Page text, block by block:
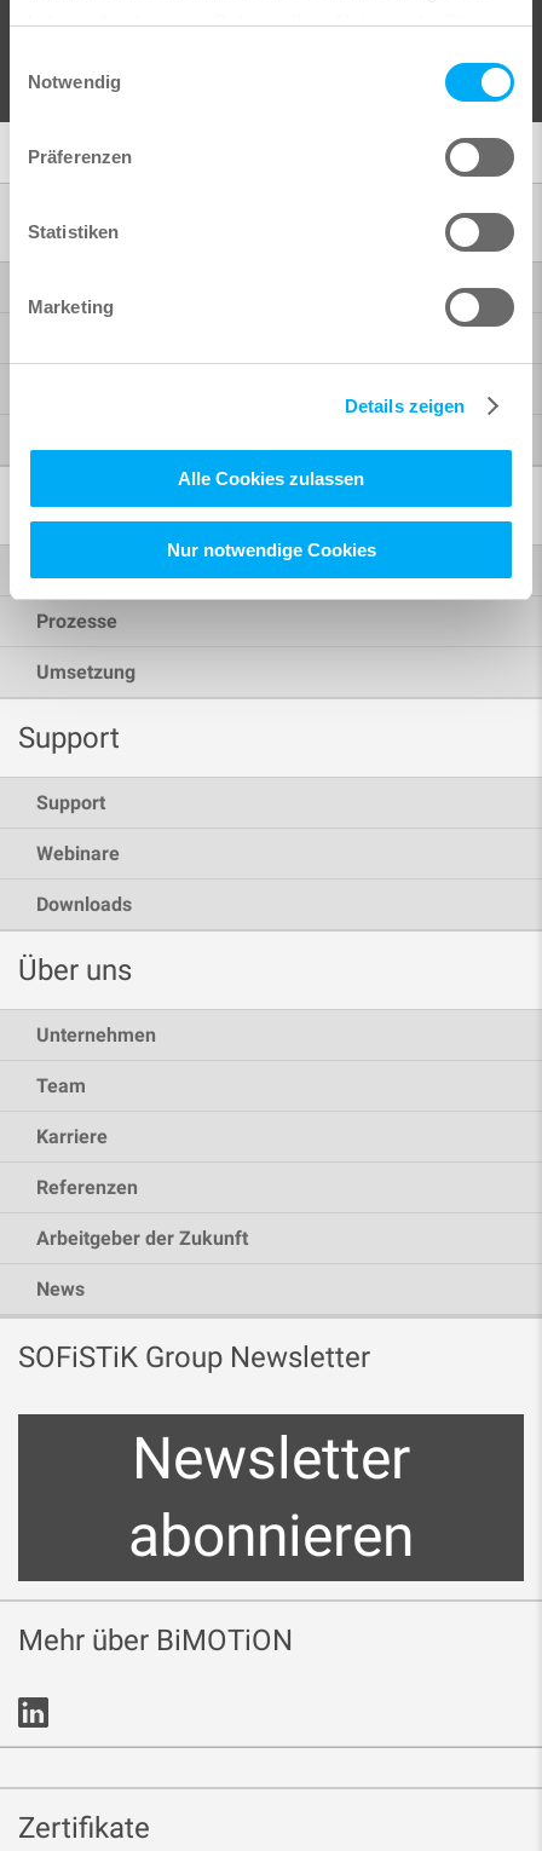
haben oder die sie im Rahmen Ihrer Nutzung der Dienste
Notwendig
Präferenzen
Statistiken
Marketing
Details zeigen
Alle Cookies zulassen
Nur notwendige Cookies
Ausbildung
Consulting
Prozesse
Umsetzung
Support
Support
Webinare
Downloads
Über uns
Unternehmen
Team
Karriere
Referenzen
Arbeitgeber der Zukunft
News
SOFiSTiK Group Newsletter
Newsletter
abonnieren
Mehr über BiMOTiON
Zertifikate